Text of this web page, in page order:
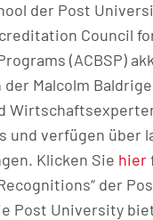
der Post
Council
(ACBSP)
der Malcolm
und verfügen über
Klicken Sie hier
der
Post University